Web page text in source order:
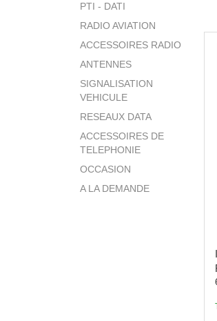
PTI - DATI
RADIO AVIATION
ACCESSOIRES RADIO
ANTENNES
SIGNALISATION
VEHICULE
RESEAUX DATA
ACCESSOIRES DE
TELEPHONIE
OCCASION
A LA DEMANDE